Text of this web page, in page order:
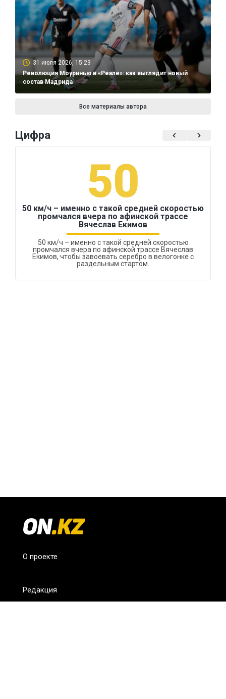
31 июля 2026, 15:23
Революция Моуринью в «Реале»: как выглядит новый
состав Мадрида
Все материалы автора
Цифра
50
50 км/ч – именно с такой средней скоростью
промчался вчера по афинской трассе
Вячеслав Екимов
50 км/ч – именно с такой средней скоростью
промчался вчера по афинской трассе Вячеслав
Екимов, чтобы завоевать серебро в велогонке с
раздельным стартом.
О проекте
Редакция